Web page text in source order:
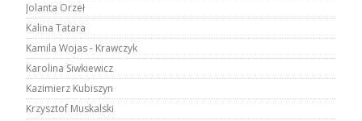
Jolanta Orzeł
Kalina Tatara
Kamila Wojas - Krawczyk
Karolina Siwkiewicz
Kazimierz Kubiszyn
Krzysztof Muskalski